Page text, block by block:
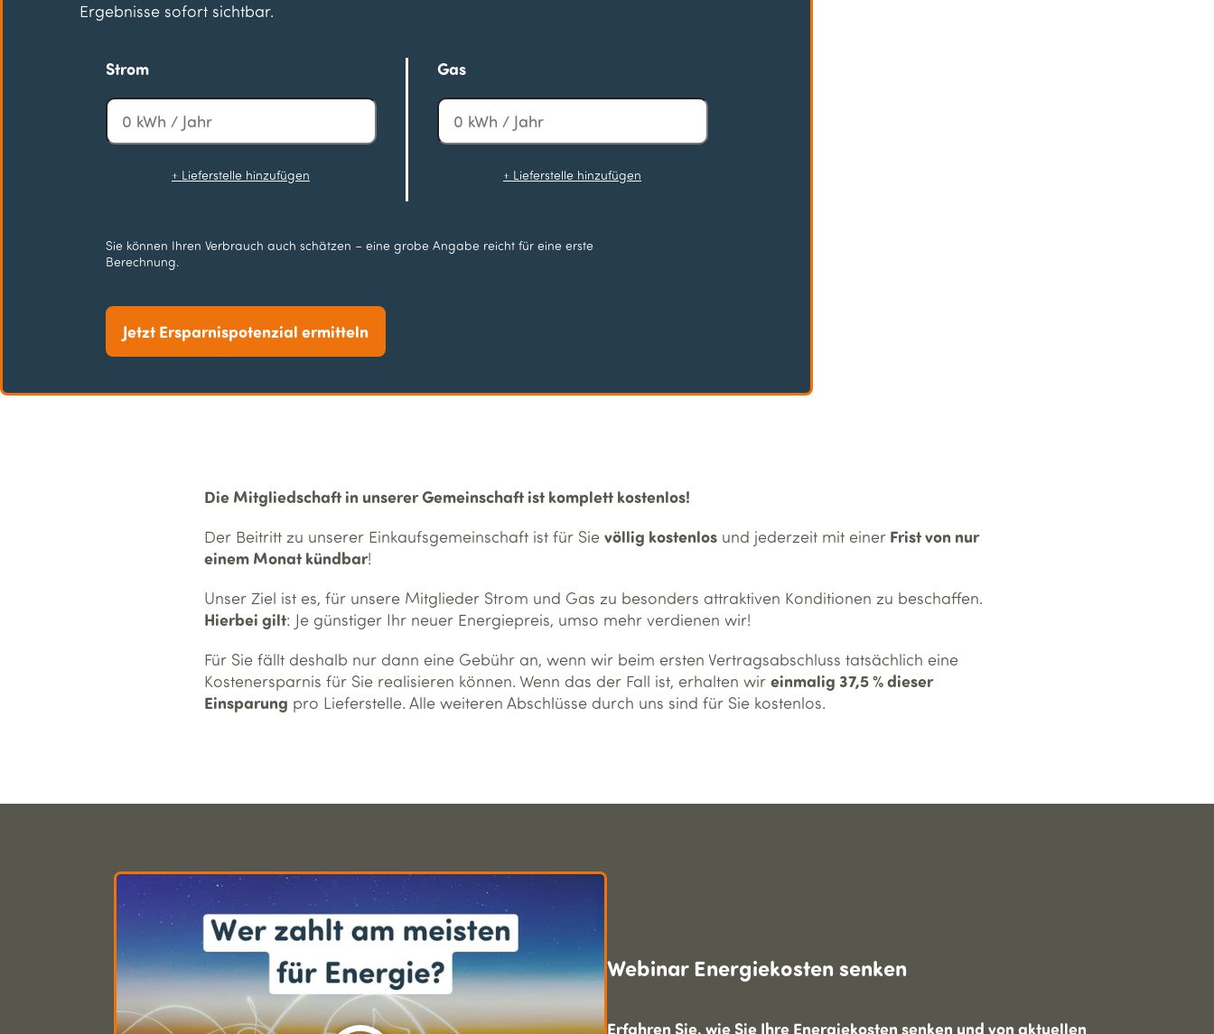
Ergebnisse sofort sichtbar.
Strom
+ Lieferstelle hinzufügen
Gas
+ Lieferstelle hinzufügen
Sie können Ihren Verbrauch auch schätzen – eine grobe Angabe reicht für eine erste
Berechnung.
Jetzt Ersparnispotenzial ermitteln
Die Mitgliedschaft in unserer Gemeinschaft ist komplett kostenlos!
Der Beitritt zu unserer Einkaufsgemeinschaft ist für Sie völlig kostenlos und jederzeit mit einer Frist von nur
einem Monat kündbar!
Unser Ziel ist es, für unsere Mitglieder Strom und Gas zu besonders attraktiven Konditionen zu beschaffen.
Hierbei gilt: Je günstiger Ihr neuer Energiepreis, umso mehr verdienen wir!
Für Sie fällt deshalb nur dann eine Gebühr an, wenn wir beim ersten Vertragsabschluss tatsächlich eine
Kostenersparnis für Sie realisieren können. Wenn das der Fall ist, erhalten wir einmalig 37,5 % dieser
Einsparung pro Lieferstelle. Alle weiteren Abschlüsse durch uns sind für Sie kostenlos.
Webinar Energie­kosten senken
Erfahren Sie, wie Sie Ihre Energiekosten senken und von aktuellen